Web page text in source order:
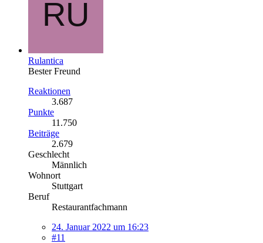
Rulantica
Bester Freund
Reaktionen
3.687
Punkte
11.750
Beiträge
2.679
Geschlecht
Männlich
Wohnort
Stuttgart
Beruf
Restaurantfachmann
24. Januar 2022 um 16:23
#11